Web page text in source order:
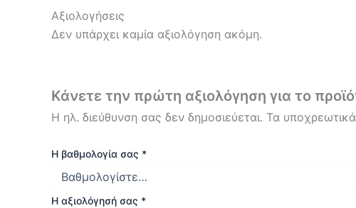
Αξιολογήσεις
Δεν υπάρχει καμία αξιολόγηση ακόμη.
Κάνετε την πρώτη αξιολόγηση για το
Η ηλ. διεύθυνση σας δεν δημοσιεύεται. Τα
Η βαθμολογία σας *
Η αξιολόγησή σας *